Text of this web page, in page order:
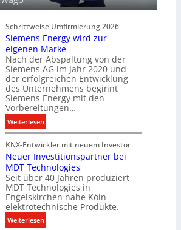
u
d
B
e
l
e
u
c
h
t
u
s
t
e
c
h
n
r
i
g
i
t
a
l
e
P
r
o
d
u
k
t
d
a
t
e
Schrittweise Umfirmierung 2026
Siemens Energy wird zur
eigenen Marke
Nach der Abspaltung von der
Siemens AG im Jahr 2020 und
der erfolgreichen Entwicklung
des Unternehmens beginnt
Siemens Energy mit den
Vorbereitungen…
Weiterlesen:
S
i
e
m
e
n
s
E
n
KNX-Entwickler mit neuem Investor
Neuer Investitionspartner bei
MDT Technologies
Seit über 40 Jahren produziert
MDT Technologies in
Engelskirchen nahe Köln
elektrotechnische Produkte.
Weiterlesen: